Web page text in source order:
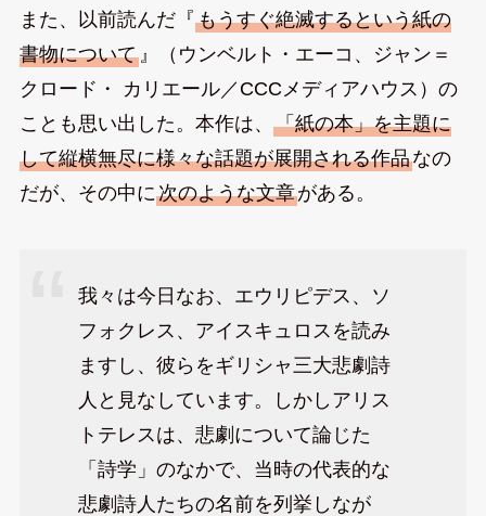
また、以前読んだ『もうすぐ絶滅するという紙の
書物について』（ウンベルト・エーコ、ジャン＝
クロード・ カリエール／CCCメディアハウス）の
ことも思い出した。本作は、 「紙の本」を主題に
して縦横無尽に様々な話題が展開される作品なの
だが、その中に次のような文章がある。
我々は今日なお、エウリピデス、ソ
フォクレス、アイスキュロスを読み
ますし、彼らをギリシャ三大悲劇詩
人と見なしています。しかしアリス
トテレスは、悲劇について論じた
「詩学」のなかで、当時の代表的な
悲劇詩人たちの名前を列挙しなが